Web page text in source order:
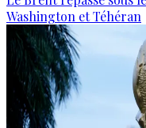
Washington et Téhéran